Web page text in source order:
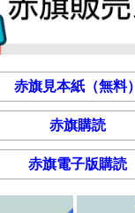
赤旗見本紙（無料）
赤旗購読
赤旗電子版購読